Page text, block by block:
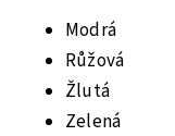
Modrá
Růžová
Žlutá
Zelená